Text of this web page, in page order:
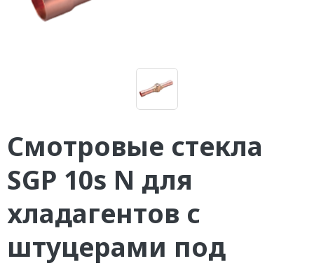
Смотровые стекла
SGP 10s N для
хладагентов с
штуцерами под